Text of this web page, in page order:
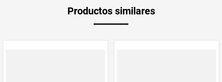
Productos similares